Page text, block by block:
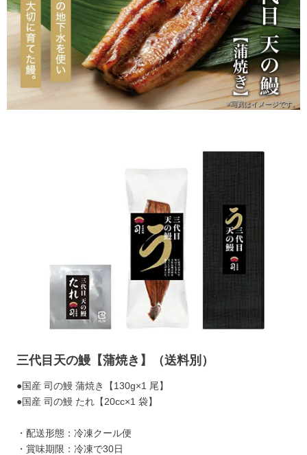
※写真はイメージです。
三代目天の鰻【蒲焼き】（送料別）
●国産 司の鰻 蒲焼き【130g×1 尾】
●国産 司の鰻 たれ【20cc×1 袋】
・配送形態：冷凍クール便
・賞味期限：冷凍で30日